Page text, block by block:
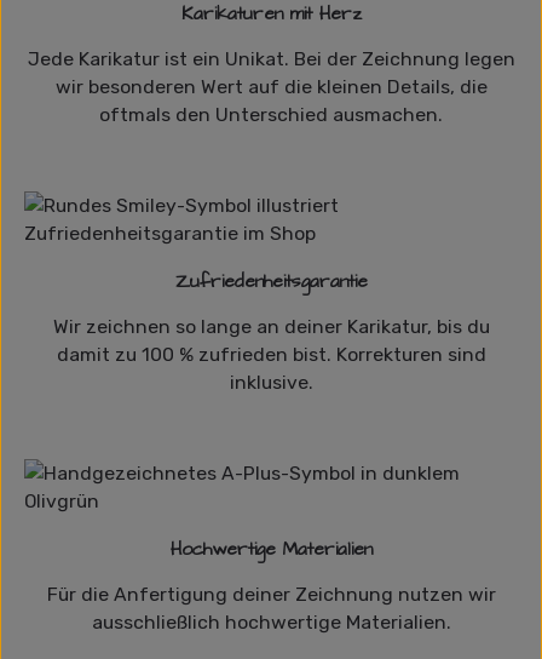
Karikaturen mit Herz
Jede Karikatur ist ein Unikat. Bei der Zeichnung legen
wir besonderen Wert auf die kleinen Details, die
oftmals den Unterschied ausmachen.
Zufriedenheitsgarantie
Wir zeichnen so lange an deiner Karikatur, bis du
damit zu 100 % zufrieden bist. Korrekturen sind
inklusive.
Hochwertige Materialien
Für die Anfertigung deiner Zeichnung nutzen wir
ausschließlich hochwertige Materialien.